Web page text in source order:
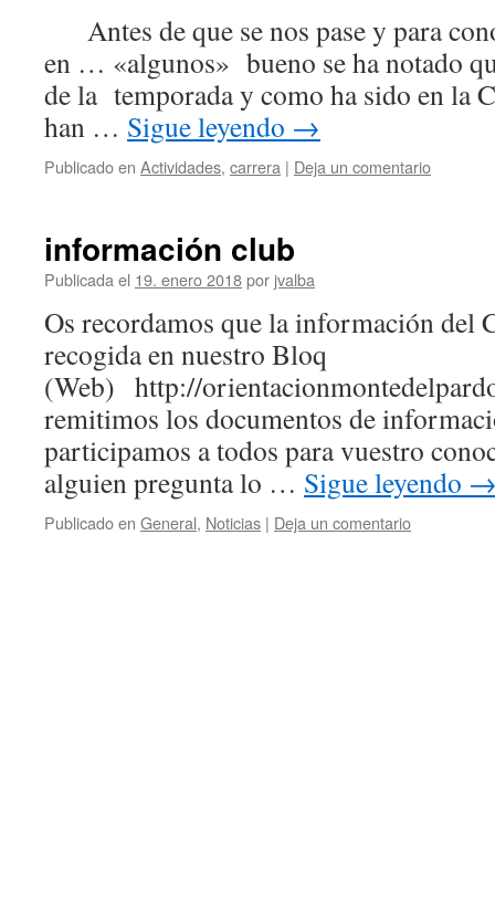
Antes de que se nos pase y para
en … «algunos» bueno se ha notado
de la temporada y como ha sido en la
han … Sigue leyendo →
Publicado en Actividades, carrera | Deja un comentario
información club
Publicada el 19. enero 2018por jvalba
Os recordamos que la información del
recogida en nuestro Bloq
(Web) http://
remitimos los documentos de
participamos a todos para vuestro
alguien pregunta lo … Sigue leyendo
Publicado en General, Noticias | Deja un comentario